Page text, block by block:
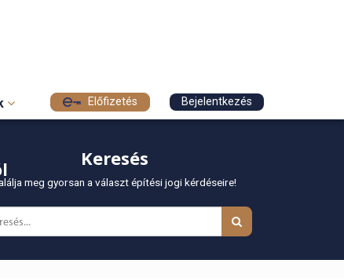
Előfizetés Bejelentkezés
Keresés
meg gyorsan a választ építési jogi kérdéseire!